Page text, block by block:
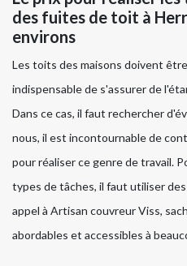
des fuites de toit à
environs
Les toits des maisons doivent
indispensable de s'assurer de
Dans ce cas, il faut rechercher
nous, il est incontournable de
pour réaliser ce genre de travail.
types de tâches, il faut utiliser
appel à Artisan couvreur Viss,
abordables et accessibles à